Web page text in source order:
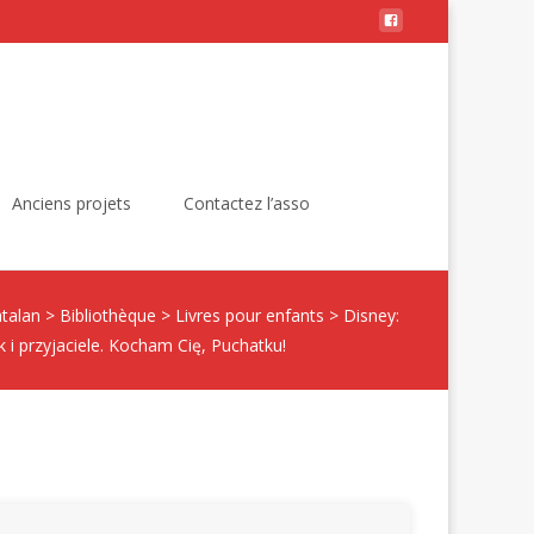
Anciens projets Contactez l’asso
> Bibliothèque > Livres pour enfants > Disney:
i przyjaciele. Kocham Cię, Puchatku!